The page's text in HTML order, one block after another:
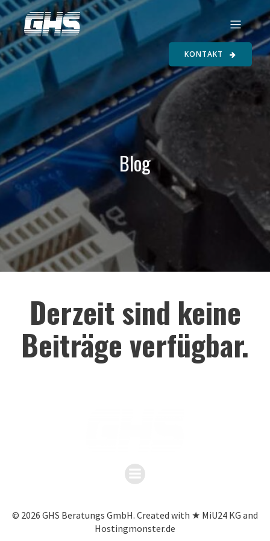
KONTAKT
Blog
Derzeit sind keine
Beiträge verfügbar.
© 2026 GHS Beratungs GmbH. Created with ★ MiU24 KG and
Hostingmonster.de